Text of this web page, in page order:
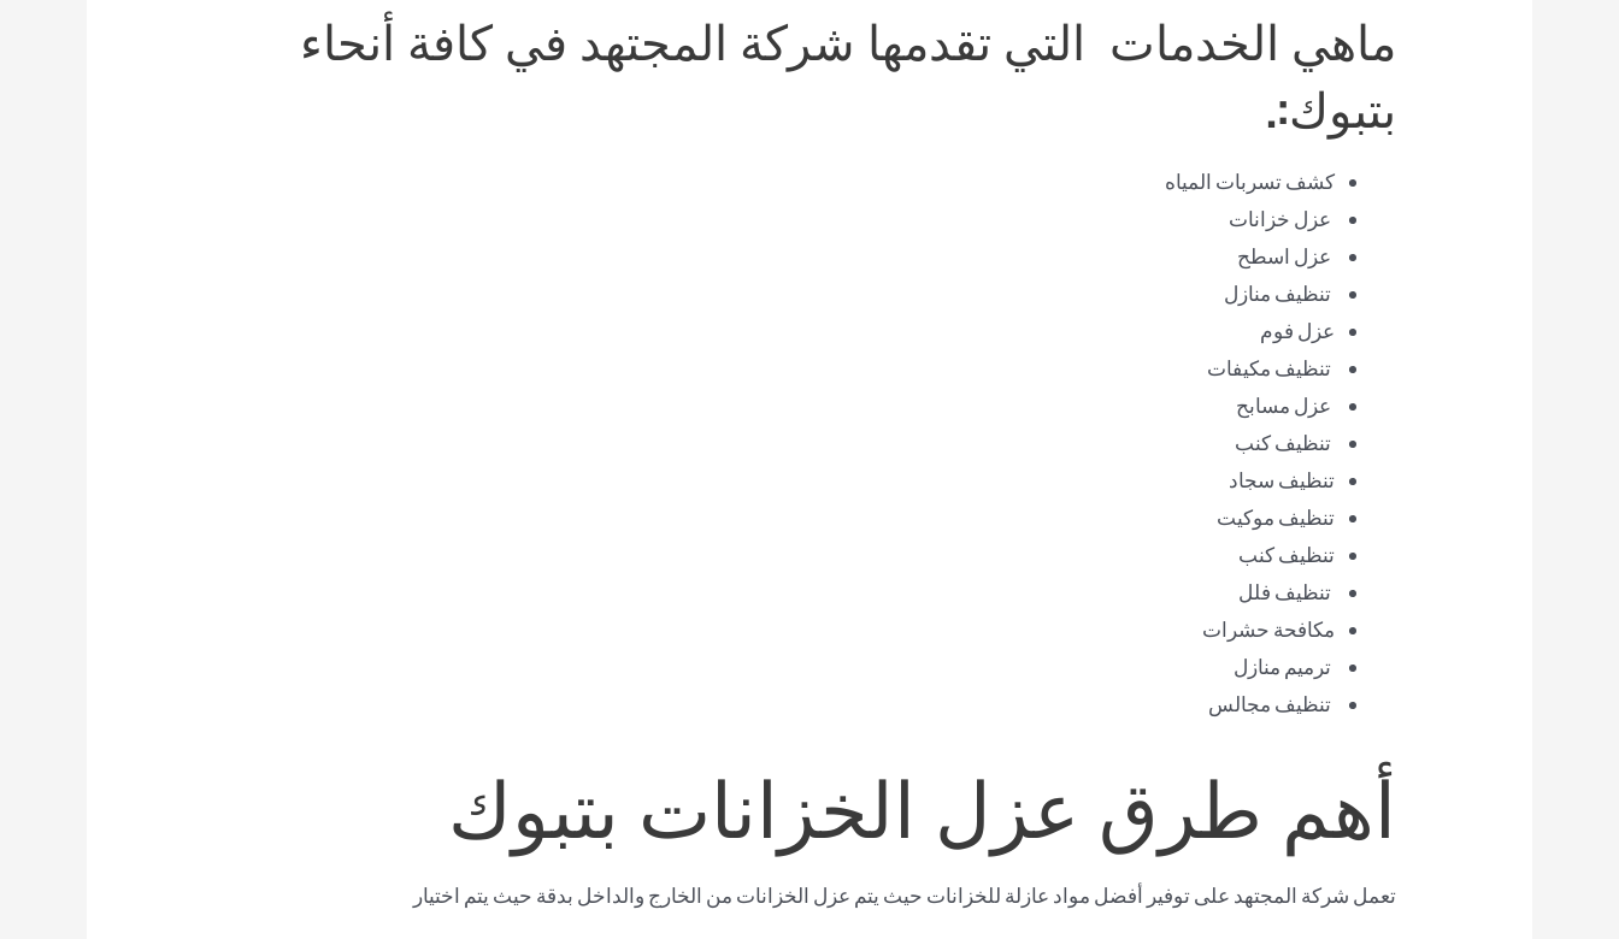
ماهي الخدمات التي تقدمها شركة المجتهد في كافة أنحاء
بتبوك:.
كشف تسربات المياه
عزل خزانات
عزل اسطح
تنظيف منازل
عزل فوم
تنظيف مكيفات
عزل مسابح
تنظيف كنب
تنظيف سجاد
تنظيف موكيت
تنظيف كنب
تنظيف فلل
مكافحة حشرات
ترميم منازل
تنظيف مجالس
أهم طرق عزل الخزانات بتبوك
تعمل شركة المجتهد على توفير أفضل مواد عازلة للخزانات حيث يتم عزل الخزانات من الخارج والداخل بدقة حيث يتم اختيار